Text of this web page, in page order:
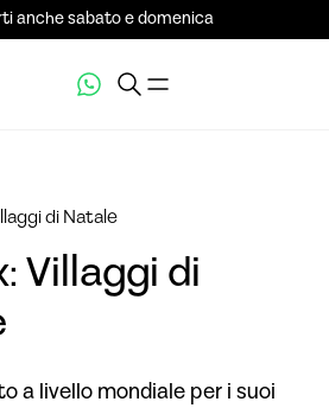
anche sabato e domenica
di Natale
Villaggi di
a livello mondiale per i suoi